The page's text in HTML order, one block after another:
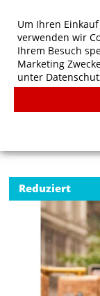
B&C KING
Reduziert
Um Ihren
verwenden wir
Ihrem Besuch
Marketing
unter